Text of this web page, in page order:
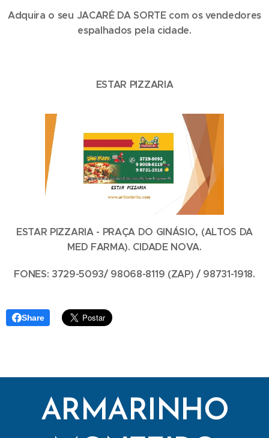
Adquira o seu JACARÉ DA SORTE com os vendedores
espalhados pela cidade.
ESTAR PIZZARIA
ESTAR PIZZARIA - PRAÇA DO GINÁSIO, (ALTOS DA
MED FARMA). CIDADE NOVA.
FONES: 3729-5093/ 98068-8119 (ZAP) / 98731-1918.
Share
ARMARINHO